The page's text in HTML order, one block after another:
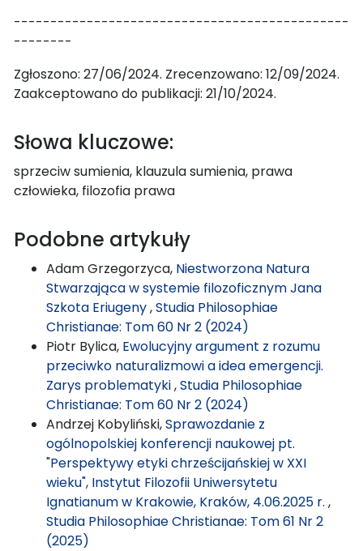
----------------------------------------------
--------
Zgłoszono: 27/06/2024. Zrecenzowano: 12/09/2024.
Zaakceptowano do publikacji: 21/10/2024.
Słowa kluczowe:
sprzeciw sumienia, klauzula sumienia, prawa
człowieka, filozofia prawa
Podobne artykuły
Adam Grzegorzyca, Niestworzona Natura
Stwarzająca w systemie filozoficznym Jana
Szkota Eriugeny,Studia Philosophiae
Christianae: Tom 60 Nr 2 (2024)
Piotr Bylica, Ewolucyjny argument z rozumu
przeciwko naturalizmowi a idea emergencji.
Zarys problematyki,Studia Philosophiae
Christianae: Tom 60 Nr 2 (2024)
Andrzej Kobyliński,Sprawozdanie z
ogólnopolskiej konferencji naukowej pt.
"Perspektywy etyki chrześcijańskiej w XXI
wieku", Instytut Filozofii Uniwersytetu
Ignatianum w Krakowie, Kraków, 4.06.2025 r. ,
Studia Philosophiae Christianae: Tom 61 Nr 2
(2025)